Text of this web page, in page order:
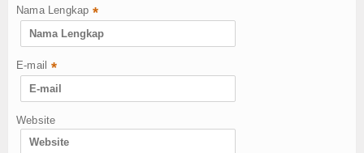
Nama Lengkap *
E-mail *
Website